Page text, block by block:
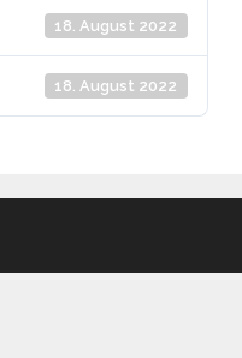
18. August 2022
18. August 2022